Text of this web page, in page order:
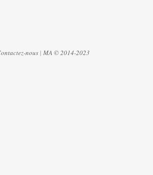
nous | MA © 2014-2023